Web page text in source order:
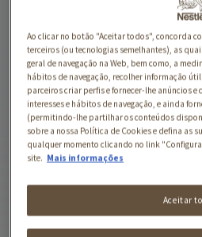
densidade
Indicado em
nutrição
prazo, patologia
gastrointestinal,
preparação do
para exames de
diagnóstico e
transição de N.
parentérica a N.
deficits
Ao clicar no botão "Aceitar todos", concorda
terceiros (ou tecnologias semelhantes), as
geral de navegação na Web, bem como, a
hábitos de navegação, recolher informação
parceiros criar perfis e fornecer-lhe anúncios
interesses e hábitos de navegação, e ainda
(permitindo-lhe partilhar os conteúdos
sobre a nossa Política de Cookies e defina as
qualquer momento clicando no link
site. Mais informações
Aceitar